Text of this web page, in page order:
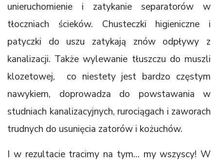
unieruchomienie i zatykanie separatorów w
tłoczniach ścieków. Chusteczki higieniczne i
patyczki do uszu zatykają znów odpływy z
kanalizacji. Także wylewanie tłuszczu do muszli
klozetowej, co niestety jest bardzo częstym
nawykiem, doprowadza do powstawania w
studniach kanalizacyjnych, rurociągach i zaworach
trudnych do usunięcia zatorów i kożuchów.
I w rezultacie tracimy na tym… my wszyscy! W